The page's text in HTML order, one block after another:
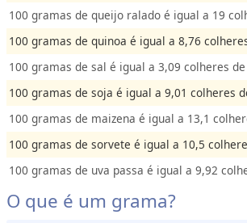
100 gramas de queijo ralado é igual a 19
100 gramas de quinoa é igual a 8,76
100 gramas de sal é igual a 3,09 colheres
100 gramas de soja é igual a 9,01 colheres
100 gramas de maizena é igual a 13,1
100 gramas de sorvete é igual a 10,5
100 gramas de uva passa é igual a 9,92
O que é um grama?